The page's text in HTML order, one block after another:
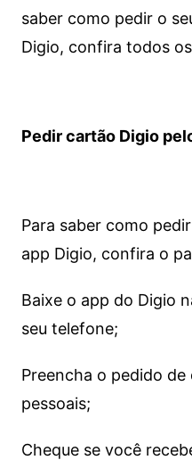
saber como pedir o
Digio, confira todos
Pedir cartão Digio
Para saber como
app Digio, confira o
Baixe o app do Digio
seu telefone;
Preencha o pedido
pessoais;
Cheque se você